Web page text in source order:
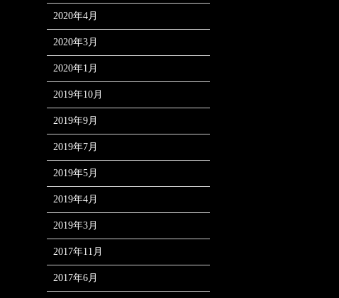
2020年4月
2020年3月
2020年1月
2019年10月
2019年9月
2019年7月
2019年5月
2019年4月
2019年3月
2017年11月
2017年6月